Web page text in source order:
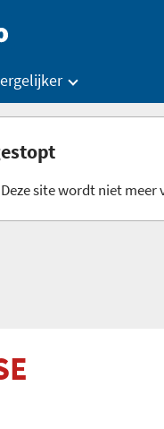
site wordt niet